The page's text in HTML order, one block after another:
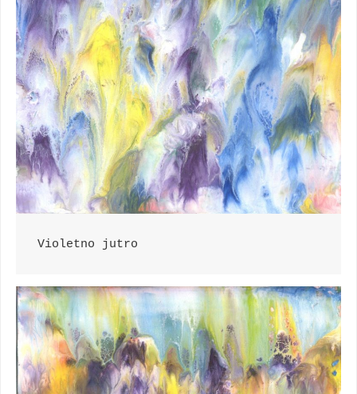
Violetno jutro